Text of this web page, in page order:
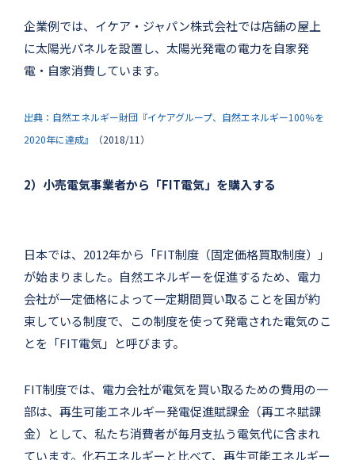
企業例では、イケア・ジャパン株式会社では店舗の屋上
に太陽光パネルを設置し、太陽光発電の電力を自家発
電・自家消費しています。
出典：自然エネルギー財団『イケアグループ、自然エネルギー100％を
2020年に達成』
（2018/11）
2）小売電気事業者から「FIT電気」を購入する
日本では、2012年から「FIT制度（固定価格買取制度）」
が始まりました。自然エネルギーを促進するため、電力
会社が一定価格によって一定期間買い取ることを国が約
束している制度で、この制度を使って発電された電気のこ
とを「FIT電気」と呼びます。
FIT制度では、電力会社が電気を買い取るための費用の一
部は、再生可能エネルギー発電促進賦課金（再エネ賦課
金）として、私たち消費者が毎月支払う電気代に含まれ
ています。化石エネルギーと比べて、再生可能エネルギー